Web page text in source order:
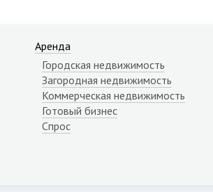
Аренда
Городская недвижимость
Загородная недвижимость
Коммерческая недвижимость
Готовый бизнес
Спрос